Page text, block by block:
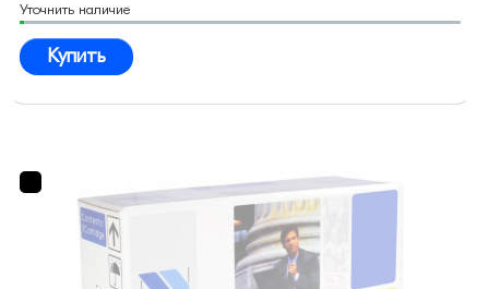
Уточнить наличие
Купить